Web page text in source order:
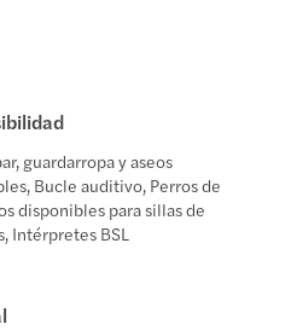
guardarropa y aseos
Bucle auditivo, Perros de
disponibles para sillas de
Intérpretes BSL